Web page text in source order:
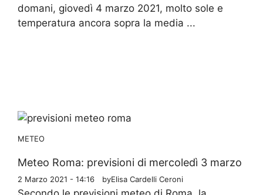
domani, giovedì 4 marzo 2021, molto sole e
temperatura ancora sopra la media ...
METEO
Meteo Roma: previsioni di mercoledì 3 marzo
2 Marzo 2021 - 14:16 byElisa Cardelli Ceroni